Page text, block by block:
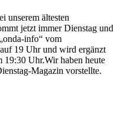
unserem ältesten
jetzt immer Dienstag und
info“ vom
19 Uhr und wird ergänzt
19:30 Uhr.Wir haben heute
Magazin vorstellte.